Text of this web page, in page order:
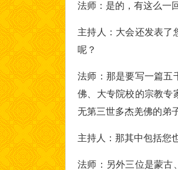
法师：是的，有这么一
主持人：大会还发表了
呢？
法师：那是要写一篇五
佛、大专院校的宗教专
无第三世多杰羌佛的弟
主持人：那其中包括您
法师：另外三位是蒙古